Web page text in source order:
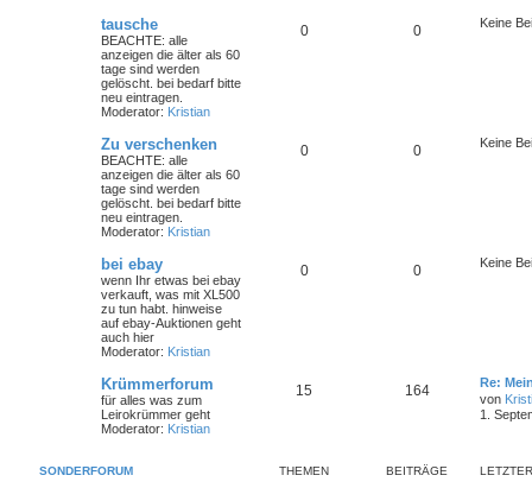
tausche
BEACHTE: alle
anzeigen die älter als 60
tage sind werden
gelöscht. bei bedarf bitte
neu eintragen.
Moderator: Kristian
0 0 Keine
Zu verschenken
BEACHTE: alle
anzeigen die älter als 60
tage sind werden
gelöscht. bei bedarf bitte
neu eintragen.
Moderator: Kristian
0 0 Keine
bei ebay
wenn Ihr etwas bei ebay
verkauft, was mit XL500
zu tun habt. hinweise
auf ebay-Auktionen geht
auch hier
Moderator: Kristian
0 0 Keine
Krümmerforum
für alles was zum
Leirokrümmer geht
Moderator: Kristian
15 164
Re:
von
1.
SONDERFORUM THEMEN BEITRÄGE